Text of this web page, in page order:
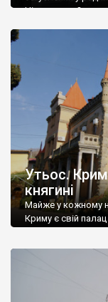
Ніжин греки?
Утьос.
княгині
Майже у кожному
Криму є свій